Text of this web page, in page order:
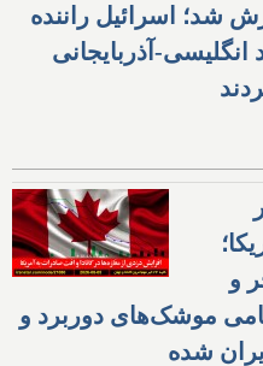
شد؛ اسرائیل راننده
آذربایجانی
و
موشک‌های دوربرد و